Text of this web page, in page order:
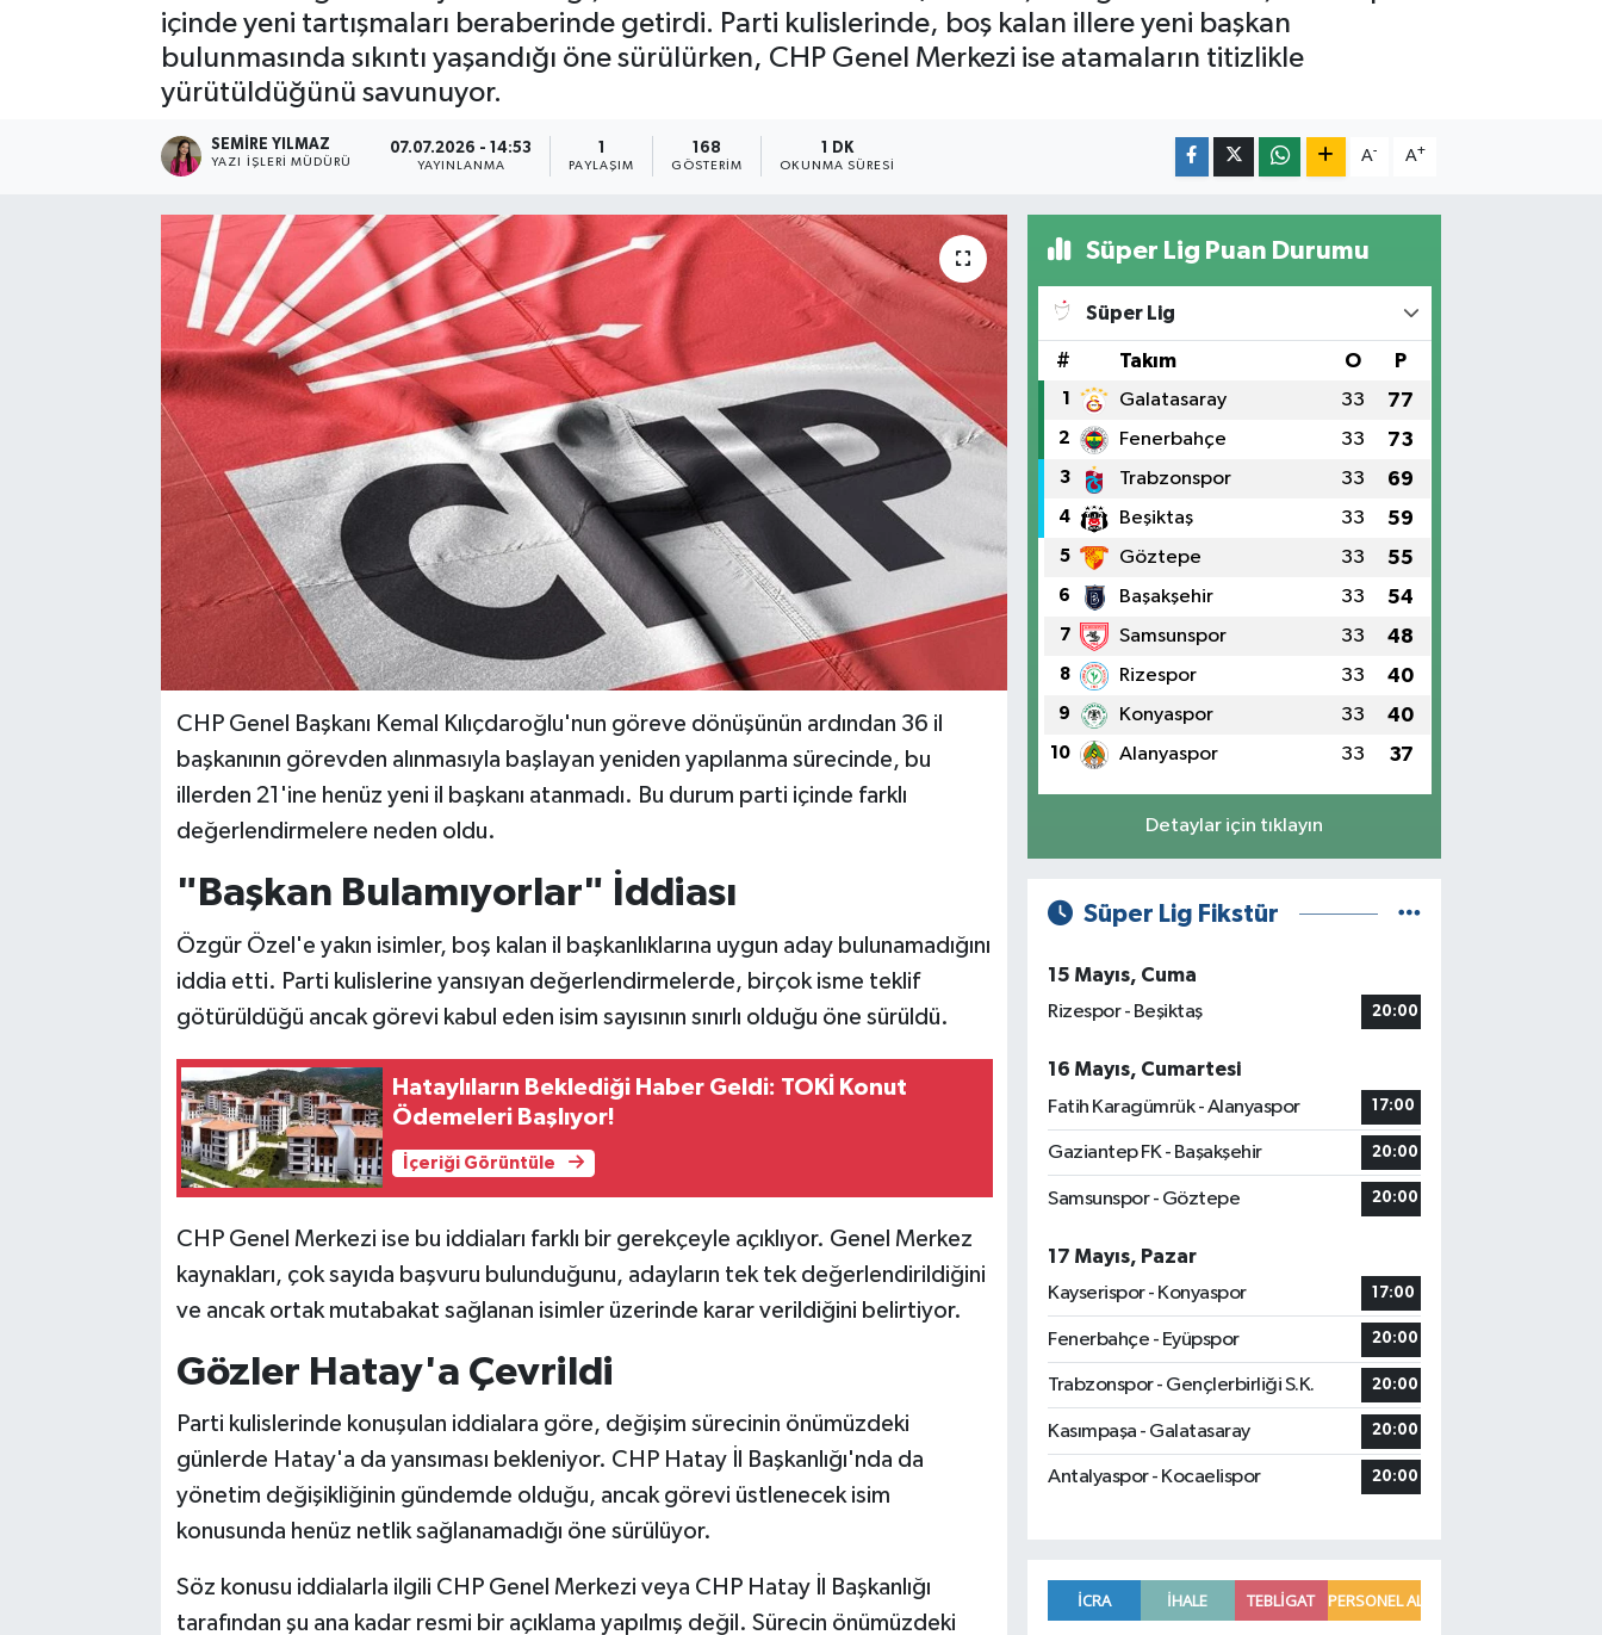
içinde yeni tartışmaları beraberinde getirdi. Parti kulislerinde, boş kalan illere yeni başkan
bulunmasında sıkıntı yaşandığı öne sürülürken, CHP Genel Merkezi ise atamaların titizlikle
yürütüldüğünü savunuyor.
SEMIRE YILMAZ
YAZI İŞLERI MÜDÜRÜ
07.07.2026 - 14:53
YAYINLANMA
1
PAYLAŞIM
168
GÖSTERIM
1 DK
OKUNMA SÜRESI
A- A+
CHP Genel Başkanı Kemal Kılıçdaroğlu'nun göreve dönüşünün ardından 36 il
başkanının görevden alınmasıyla başlayan yeniden yapılanma sürecinde, bu
illerden 21'ine henüz yeni il başkanı atanmadı. Bu durum parti içinde farklı
değerlendirmelere neden oldu.
"Başkan Bulamıyorlar" İddiası
Özgür Özel'e yakın isimler, boş kalan il başkanlıklarına uygun aday bulunamadığını
iddia etti. Parti kulislerine yansıyan değerlendirmelerde, birçok isme teklif
götürüldüğü ancak görevi kabul eden isim sayısının sınırlı olduğu öne sürüldü.
Hataylıların Beklediği Haber Geldi: TOKİ Konut
Ödemeleri Başlıyor!
İçeriği Görüntüle
CHP Genel Merkezi ise bu iddiaları farklı bir gerekçeyle açıklıyor. Genel Merkez
kaynakları, çok sayıda başvuru bulunduğunu, adayların tek tek değerlendirildiğini
ve ancak ortak mutabakat sağlanan isimler üzerinde karar verildiğini belirtiyor.
Gözler Hatay'a Çevrildi
Parti kulislerinde konuşulan iddialara göre, değişim sürecinin önümüzdeki
günlerde Hatay'a da yansıması bekleniyor. CHP Hatay İl Başkanlığı'nda da
yönetim değişikliğinin gündemde olduğu, ancak görevi üstlenecek isim
konusunda henüz netlik sağlanamadığı öne sürülüyor.
Söz konusu iddialarla ilgili CHP Genel Merkezi veya CHP Hatay İl Başkanlığı
tarafından şu ana kadar resmi bir açıklama yapılmış değil. Sürecin önümüzdeki
Süper Lig Puan Durumu
Süper Lig
# Takım O P
1 Galatasaray 33 77
2 Fenerbahçe 33 73
3 Trabzonspor 33 69
4 Beşiktaş 33 59
5 Göztepe 33 55
6 Başakşehir 33 54
7 Samsunspor 33 48
8 Rizespor 33 40
9 Konyaspor 33 40
10 Alanyaspor 33 37
Detaylar için tıklayın
Süper Lig Fikstür
15 Mayıs, Cuma
Rizespor - Beşiktaş
20:00
16 Mayıs, Cumartesi
Fatih Karagümrük - Alanyaspor
17:00
Gaziantep FK - Başakşehir 20:00
Samsunspor - Göztepe 20:00
17 Mayıs, Pazar
Kayserispor - Konyaspor
17:00
Fenerbahçe - Eyüpspor 20:00
Trabzonspor - Gençlerbirliği S.K. 20:00
Kasımpaşa - Galatasaray 20:00
Antalyaspor - Kocaelispor 20:00